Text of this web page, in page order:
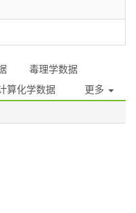
毒理学数据
算化学数据 更多